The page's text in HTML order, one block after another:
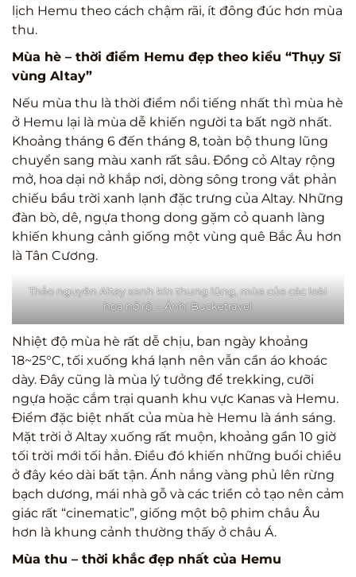
lịch Hemu theo cách chậm rãi, ít đông đúc hơn mùa
thu.
Mùa hè – thời điểm Hemu đẹp theo kiểu “Thụy Sĩ
vùng Altay”
Nếu mùa thu là thời điểm nổi tiếng nhất thì mùa hè
ở Hemu lại là mùa dễ khiến người ta bất ngờ nhất.
Khoảng tháng 6 đến tháng 8, toàn bộ thung lũng
chuyển sang màu xanh rất sâu. Đồng cỏ Altay rộng
mở, hoa dại nở khắp nơi, dòng sông trong vắt phản
chiếu bầu trời xanh lạnh đặc trưng của Altay. Những
đàn bò, dê, ngựa thong dong gặm cỏ quanh làng
khiến khung cảnh giống một vùng quê Bắc Âu hơn
là Tân Cương.
Thảo nguyên Altay xanh kín thung lũng, mùa của các loài
hoa nở rộ. – Ảnh: Bucketravel
Nhiệt độ mùa hè rất dễ chịu, ban ngày khoảng
18~25°C, tối xuống khá lạnh nên vẫn cần áo khoác
dày. Đây cũng là mùa lý tưởng để trekking, cưỡi
ngựa hoặc cắm trại quanh khu vực Kanas và Hemu.
Điểm đặc biệt nhất của mùa hè Hemu là ánh sáng.
Mặt trời ở Altay xuống rất muộn, khoảng gần 10 giờ
tối trời mới tối hẳn. Điều đó khiến những buổi chiều
ở đây kéo dài bất tận. Ánh nắng vàng phủ lên rừng
bạch dương, mái nhà gỗ và các triền cỏ tạo nên cảm
giác rất “cinematic”, giống một bộ phim châu Âu
hơn là khung cảnh thường thấy ở châu Á.
Mùa thu – thời khắc đẹp nhất của Hemu